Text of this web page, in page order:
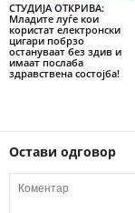
СТУДИЈА ОТКРИВА:
Младите луѓе кои
користат електронски
цигари побрзо
остануваат без здив и
имаат послаба
здравствена состојба!
Остави одговор